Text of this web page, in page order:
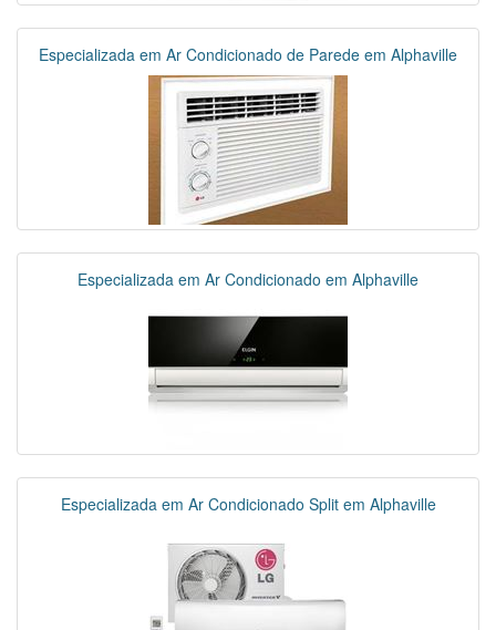
Especializada em Ar Condicionado de Parede em Alphaville
Especializada em Ar Condicionado em Alphaville
Especializada em Ar Condicionado Split em Alphaville